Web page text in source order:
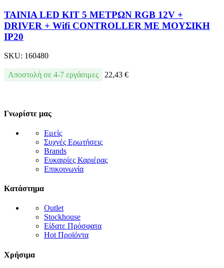
ΤΑΙΝΙΑ LED KIT 5 ΜΕΤΡΩΝ RGB 12V +
DRIVER + Wifi CONTROLLER ΜΕ ΜΟΥΣΙΚΗ
IP20
SKU: 160480
Αποστολή σε 4-7 εργάσιμες 22,43 €
Γνωρίστε μας
Εμείς
Συχνές Ερωτήσεις
Brands
Ευκαιρίες Καριέρας
Επικοινωνία
Κατάστημα
Outlet
Stockhouse
Είδατε Πρόσφατα
Hot Προϊόντα
Χρήσιμα